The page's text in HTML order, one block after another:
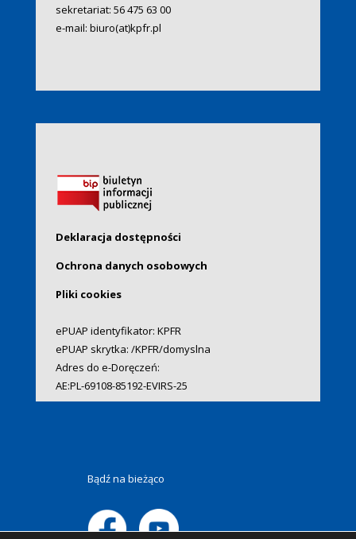
sekretariat: 56 475 63 00
e-mail: biuro(at)kpfr.pl
Deklaracja dostępności
Ochrona danych osobowych
Pliki cookies
ePUAP identyfikator: KPFR
ePUAP skrytka: /KPFR/domyslna
Adres do e-Doręczeń:
AE:PL-69108-85192-EVIRS-25
Bądź na bieżąco